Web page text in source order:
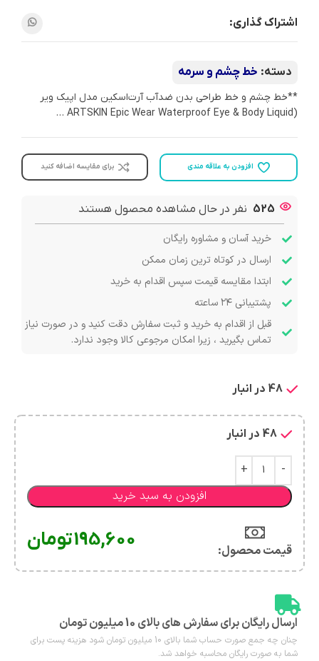
اشتراک گذاری:
دسته: خط چشم و سرمه
**خط چشم و خط طراحی بدن ضدآب آرت‌اسکین مدل اپیک ویر
(ARTSKIN Epic Wear Waterproof Eye & Body Liquid …
افزودن به علاقه مندی برای مقایسه اضافه کنید
525 نفر در حال مشاهده محصول هستند
خرید آسان و مشاوره رایگان
ارسال در کوتاه ترین زمان ممکن
ابتدا مقایسه قیمت سپس اقدام به خرید
پشتیبانی ۲۴ ساعته
قبل از اقدام به خرید و ثبت سفارش دقت کنید و در صورت نیاز
تماس بگیرید ، زیرا امکان مرجوعی کالا وجود ندارد.
48 در انبار
48 در انبار
افزودن به سبد خرید
قیمت محصول:​ 195,600تومان
ارسال رایگان برای سفارش های بالای 10 میلیون تومان
چنان چه جمع صورت حساب شما بالای 10 میلیون تومان شود هزینه پست برای
شما به صورت رایگان محاسبه خواهد شد.